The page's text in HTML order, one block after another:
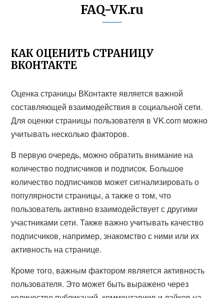
FAQ-VK.ru
КАК ОЦЕНИТЬ СТРАНИЦУ
ВКОНТАКТЕ
Оценка страницы ВКонтакте является важной
составляющей взаимодействия в социальной сети.
Для оценки страницы пользователя в VK.com можно
учитывать несколько факторов.
В первую очередь, можно обратить внимание на
количество подписчиков и подписок. Большое
количество подписчиков может сигнализировать о
популярности страницы, а также о том, что
пользователь активно взаимодействует с другими
участниками сети. Также важно учитывать качество
подписчиков, например, знакомство с ними или их
активность на странице.
Кроме того, важным фактором является активность
пользователя. Это может быть выражено через